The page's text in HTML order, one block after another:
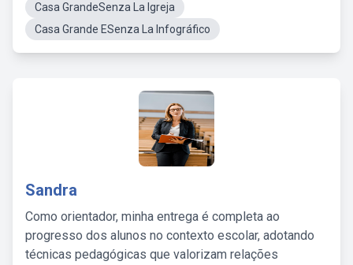
Casa GrandeSenza La Igreja
Casa Grande ESenza La Infográfico
Sandra
Como orientador, minha entrega é completa ao
progresso dos alunos no contexto escolar, adotando
técnicas pedagógicas que valorizam relações